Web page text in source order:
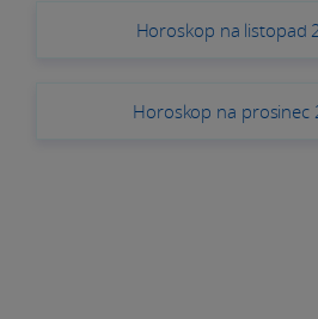
Horoskop na listopad
Horoskop na prosinec